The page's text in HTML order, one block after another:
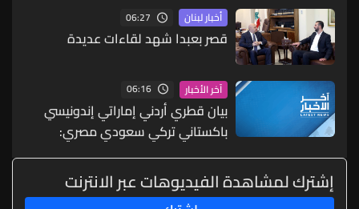
أخبار لبنان 06:27
قصر بعبدا شهد لقاءات عديدة
آخر الأخبار 06:16
بيان قطري أردني إماراتي إندونيسي
باكستاني تركي سعودي مصري:
انتهاكات إسرائيل تقوض اتفاق غزة
وانتهاكاتها بالضفة تقوض حل
الدولتين وعلى مجلس الأمن إلزام
إشترك لمشاهدة الفيديوهات عبر الانترنت